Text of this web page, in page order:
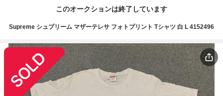
このオークションは終了しています
Supreme シュプリーム マザーテレサ フォトプリント Tシャツ 白 L 4152496